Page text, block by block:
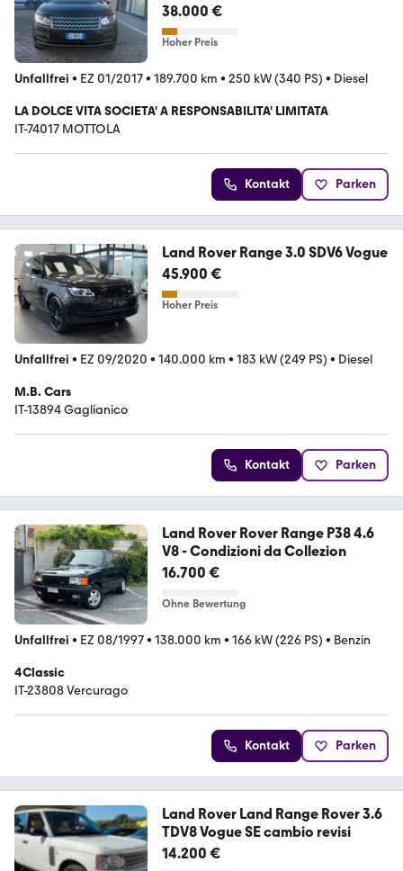
38.000 €
Hoher Preis
Unfallfrei • EZ 01/2017• 189.700 km • 250 kW (340 PS) • Diesel
LA DOLCE VITA SOCIETA' A RESPONSABILITA' LIMITATA
IT-74017 MOTTOLA
Kontakt Parken
Land Rover Range 3.0 SDV6 Vogue
45.900 €
Hoher Preis
Unfallfrei • EZ 09/2020 • 140.000 km • 183 kW (249 PS) • Diesel
M.B. Cars
IT-13894 Gaglianico
Kontakt Parken
Land Rover Rover Range P38 4.6
V8 - Condizioni da Collezion
16.700 €
Ohne Bewertung
Unfallfrei • EZ 08/1997• 138.000 km • 166 kW (226 PS) • Benzin
4Classic
IT-23808 Vercurago
Kontakt Parken
Land Rover Land Range Rover 3.6
TDV8 Vogue SE cambio revisi
14.200 €